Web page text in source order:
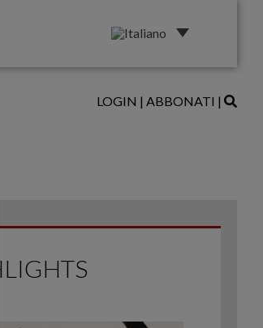
LOGIN | ABBONATI |